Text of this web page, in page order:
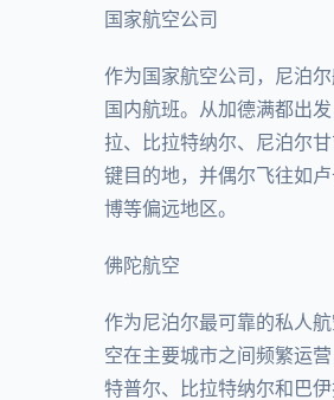
国家航空公司
作为国家航空公司，尼泊
国内航班。从加德满都出
拉、比拉特纳尔、尼泊尔
键目的地，并偶尔飞往如
博等偏远地区。
佛陀航空
作为尼泊尔最可靠的私人
空在主要城市之间频繁运
特普尔、比拉特纳尔和巴